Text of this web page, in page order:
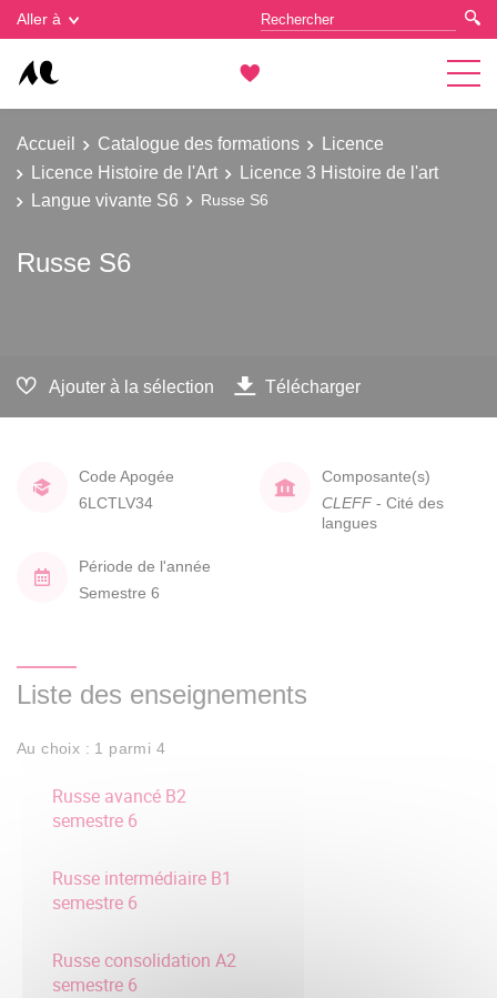
Aller à
Accueil Catalogue des formations
Licence
Licence Histoire de l'Art
Licence 3 Histoire de l'art
Langue vivante S6
Russe S6
Russe S6
Ajouter à la sélection Télécharger
Code Apogée
6LCTLV34
Composante(s)
CLEFF - Cité des
langues
Période de l'année
Semestre 6
Liste des enseignements
Au choix : 1 parmi 4
Russe avancé B2
semestre 6
Russe intermédiaire B1
semestre 6
Russe consolidation A2
semestre 6
Gestion des cookies